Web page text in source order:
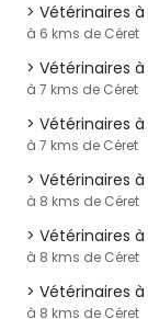
Vétérinaires à
à 6 kms de Céret
Vétérinaires à
à 7 kms de Céret
Vétérinaires à
à 7 kms de Céret
Vétérinaires à
à 8 kms de Céret
Vétérinaires à
à 8 kms de Céret
Vétérinaires à
à 8 kms de Céret